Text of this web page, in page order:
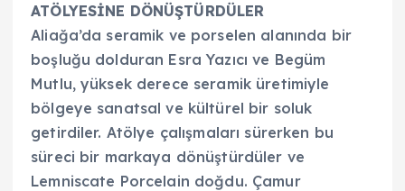
ATÖLYESİNE DÖNÜŞTÜRDÜLER
Aliağa’da seramik ve porselen alanında bir
boşluğu dolduran Esra Yazıcı ve Begüm
Mutlu, yüksek derece seramik üretimiyle
bölgeye sanatsal ve kültürel bir soluk
getirdiler. Atölye çalışmaları sürerken bu
süreci bir markaya dönüştürdüler ve
Lemniscate Porcelain doğdu. Çamur